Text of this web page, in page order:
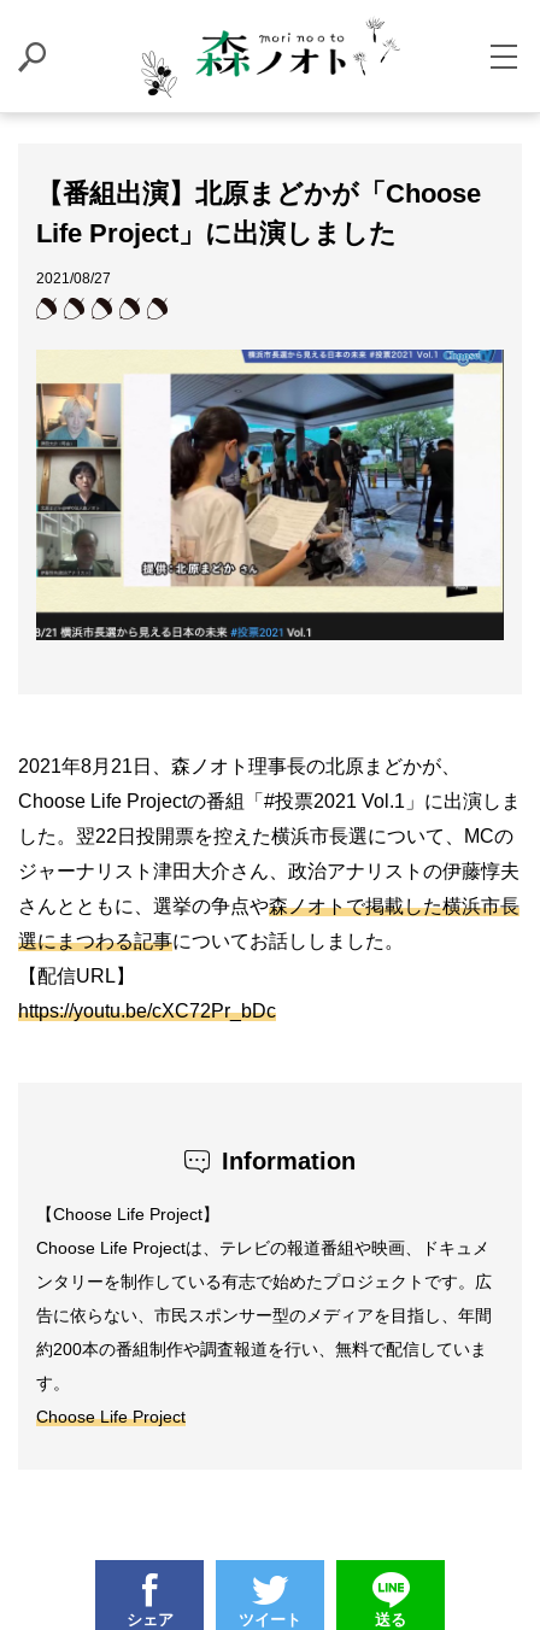
【番組出演】北原まどかが「Choose
Life Project」に出演しました
2021/08/27
2021年8月21日、森ノオト理事長の北原まどかが、
Choose Life Projectの番組「#投票2021 Vol.1」に出演しま
した。翌22日投開票を控えた横浜市長選について、MCの
ジャーナリスト津田大介さん、政治アナリストの伊藤惇夫
さんとともに、選挙の争点や森ノオトで掲載した横浜市長
選にまつわる記事についてお話ししました。
【配信URL】
https://youtu.be/cXC72Pr_bDc
Information
【Choose Life Project】
Choose Life Projectは、テレビの報道番組や映画、ドキュメ
ンタリーを制作している有志で始めたプロジェクトです。広
告に依らない、市民スポンサー型のメディアを目指し、年間
約200本の番組制作や調査報道を行い、無料で配信していま
す。
Choose Life Project
シェア ツイート 送る